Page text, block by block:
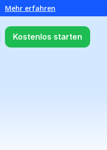
Mehr erfahren
Kostenlos starten